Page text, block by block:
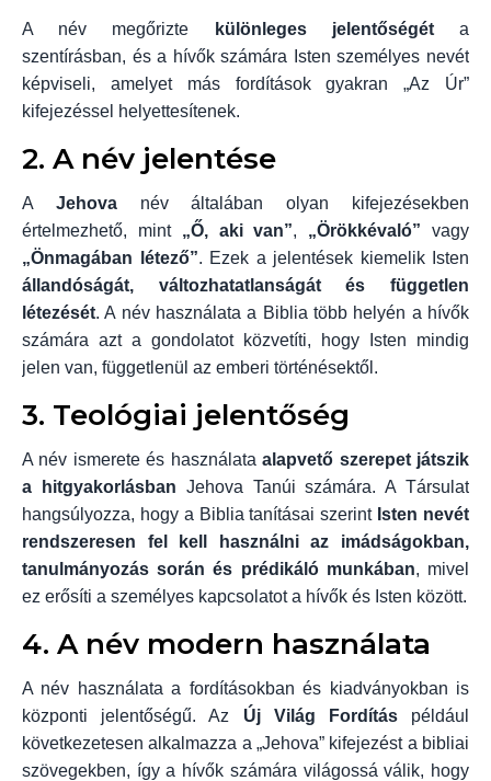
A név megőrizte különleges jelentőségéta
szentírásban, és a hívők számára Isten személyes nevét
képviseli, amelyet más fordítások gyakran „Az Úr”
kifejezéssel helyettesítenek.
2. A név jelentése
A Jehovanév általában olyan kifejezésekben
értelmezhető, mint „Ő, aki van”, „Örökkévaló” vagy
„Önmagában létező”. Ezek a jelentések kiemelik Isten
állandóságát, változhatatlanságát és független
létezését. A név használata a Biblia több helyén a hívők
számára azt a gondolatot közvetíti, hogy Isten mindig
jelen van, függetlenül az emberi történésektől.
3. Teológiai jelentőség
A név ismerete és használataalapvető szerepet játszik
a hitgyakorlásban Jehova Tanúi számára. A Társulat
hangsúlyozza, hogy a Biblia tanításai szerint Isten nevét
rendszeresen fel kell használni az imádságokban,
tanulmányozás során és prédikáló munkában, mivel
ez erősíti a személyes kapcsolatot a hívők és Isten között.
4. A név modern használata
A név használata a fordításokban és kiadványokban is
központi jelentőségű. Az Új Világ Fordításpéldául
következetesen alkalmazza a „Jehova” kifejezést a bibliai
szövegekben, így a hívők számára világossá válik, hogy